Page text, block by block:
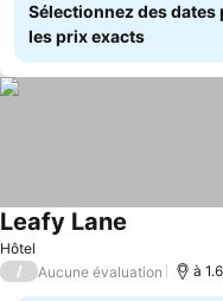
Sélectionnez des dates
les prix exacts
Hôtel
Leafy Lane
/ Aucune évaluation à